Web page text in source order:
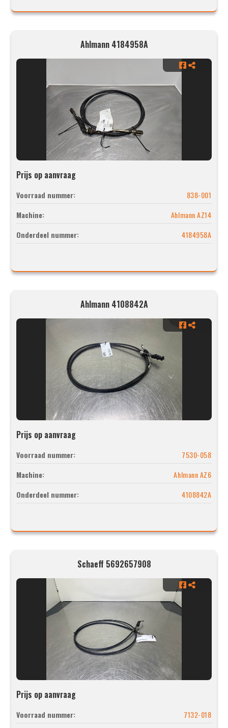
Ahlmann 4184958A
Prijs op aanvraag
Voorraad nummer:
838-001
Machine:
Ahlmann AZ14
Onderdeel nummer:
4184958A
Ahlmann 4108842A
Prijs op aanvraag
Voorraad nummer:
7530-058
Machine:
Ahlmann AZ6
Onderdeel nummer:
4108842A
Schaeff 5692657908
Prijs op aanvraag
Voorraad nummer:
7132-018